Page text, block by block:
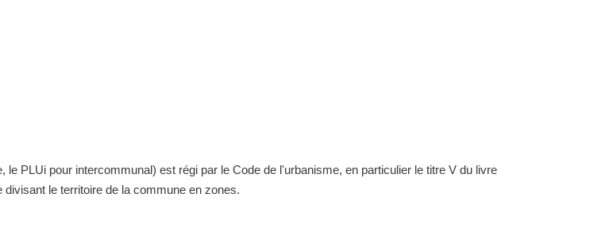
PLUi pour intercommunal) est régi par le Code de l'urbanisme, en particulier le titre V du livre
le territoire de la commune en zones.